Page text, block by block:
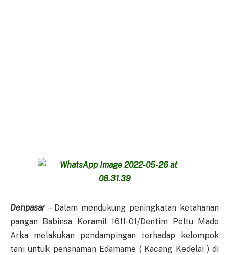
Denpasar– Dalam mendukung peningkatan ketahanan
pangan Babinsa Koramil 1611-01/Dentim Peltu Made
Arka melakukan pendampingan terhadap kelompok
tani untuk penanaman Edamame ( Kacang Kedelai ) di